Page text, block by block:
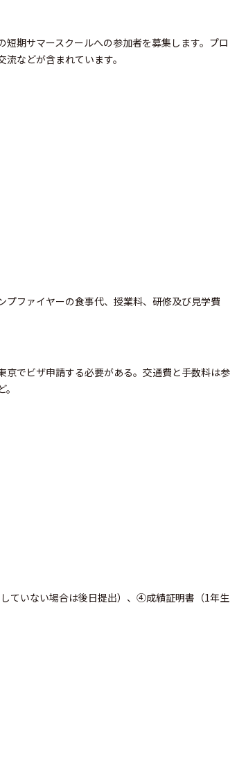
期サマースクールへの参加者を募集します。プロ
などが含まれています。
ファイヤーの食事代、授業料、研修及び見学費
でビザ申請する必要がある。交通費と手数料は参
いない場合は後日提出）、④成績証明書（1年生